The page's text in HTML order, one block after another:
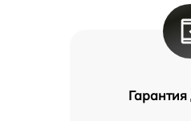
Гарантия